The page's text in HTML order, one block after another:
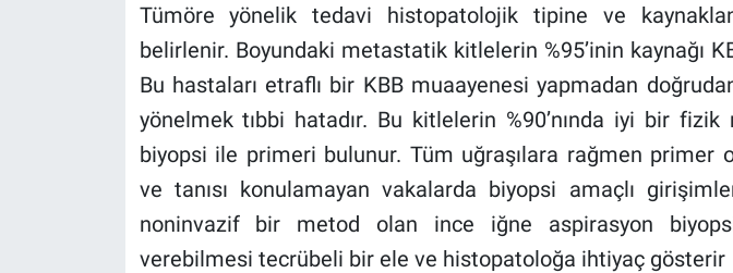
Tümöre yönelik tedavi histopatolojik tipine ve
belirlenir. Boyundaki metastatik kitlelerin %95’inin kaynağı
Bu hastaları etraflı bir KBB muaayenesi yapmadan
yönelmek tıbbi hatadır. Bu kitlelerin %90’nında iyi bir
biyopsi ile primeri bulunur. Tüm uğraşılara rağmen primer
ve tanısı konulamayan vakalarda biyopsi amaçlı
noninvazif bir metod olan ince iğne aspirasyon
verebilmesi tecrübeli bir ele ve histopatoloğa ihtiyaç gösterir